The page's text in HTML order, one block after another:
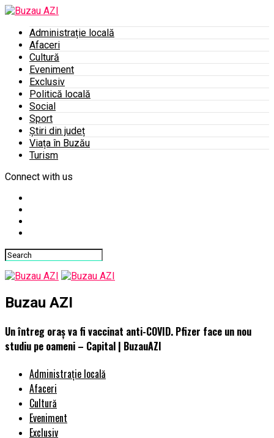
Administrație locală
Afaceri
Cultură
Eveniment
Exclusiv
Politică locală
Social
Sport
Știri din județ
Viața în Buzău
Turism
Connect with us
Buzau AZI
Un întreg oraș va fi vaccinat anti-COVID. Pfizer face un nou
studiu pe oameni – Capital | BuzauAZI
Administrație locală
Afaceri
Cultură
Eveniment
Exclusiv